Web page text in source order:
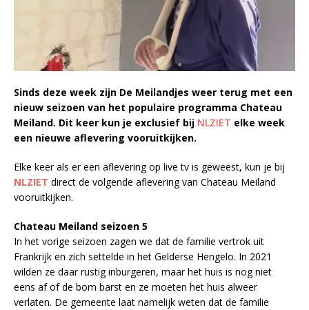
Sinds deze week zijn De Meilandjes weer terug met een
nieuw seizoen van het populaire programma Chateau
Meiland. Dit keer kun je exclusief bij NLZIET elke week
een nieuwe aflevering vooruitkijken.
Elke keer als er een aflevering op live tv is geweest, kun je bij
NLZIET direct de volgende aflevering van Chateau Meiland
vooruitkijken.
Chateau Meiland seizoen 5
In het vorige seizoen zagen we dat de familie vertrok uit
Frankrijk en zich settelde in het Gelderse Hengelo. In 2021
wilden ze daar rustig inburgeren, maar het huis is nog niet
eens af of de bom barst en ze moeten het huis alweer
verlaten. De gemeente laat namelijk weten dat de familie